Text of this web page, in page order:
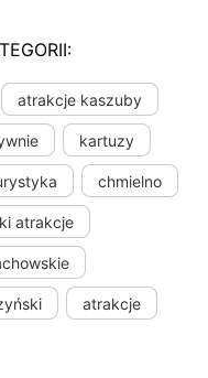
atrakcje kaszuby
kartuzy
chmielno
atrakcje
atrakcje